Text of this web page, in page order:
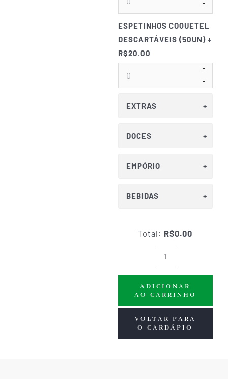
ESPETINHOS COQUETEL
DESCARTÁVEIS (50UN) +
R$20.00
EXTRAS
DOCES
EMPÓRIO
BEBIDAS
Total: R$0.00
Grazing
para
3
de
frios)
ADICIONAR
AO CARRINHO
VOLTAR PARA
O CARDÁPIO